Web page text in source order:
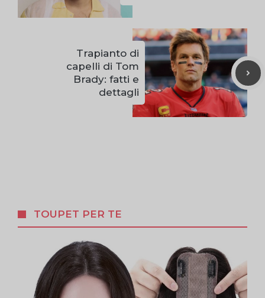
Trapianto di
capelli di Tom
Brady: fatti e
dettagli
TOUPET PER TE